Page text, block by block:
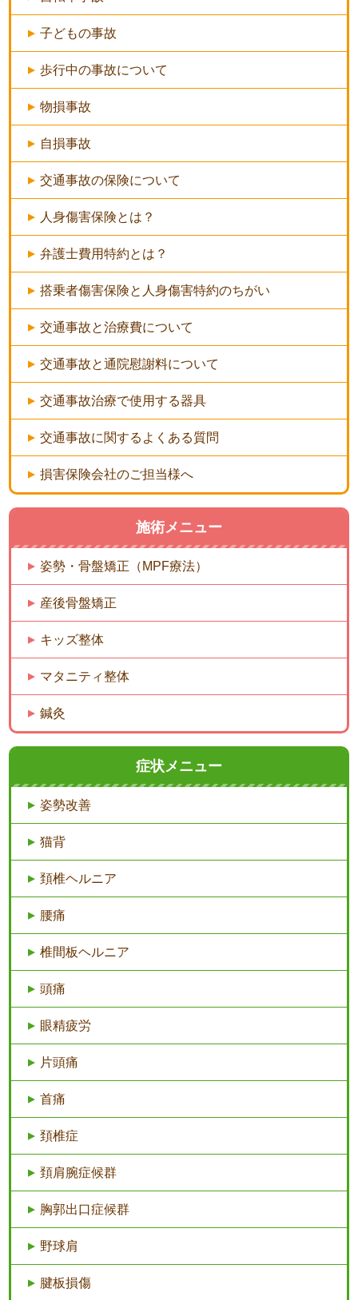
子どもの事故
歩行中の事故について
物損事故
自損事故
交通事故の保険について
人身傷害保険とは？
弁護士費用特約とは？
搭乗者傷害保険と人身傷害特約のちがい
交通事故と治療費について
交通事故と通院慰謝料について
交通事故治療で使用する器具
交通事故に関するよくある質問
損害保険会社のご担当様へ
施術メニュー
姿勢・骨盤矯正（MPF療法）
産後骨盤矯正
キッズ整体
マタニティ整体
鍼灸
症状メニュー
姿勢改善
猫背
頚椎ヘルニア
腰痛
椎間板ヘルニア
頭痛
眼精疲労
片頭痛
首痛
頚椎症
頚肩腕症候群
胸郭出口症候群
野球肩
腱板損傷